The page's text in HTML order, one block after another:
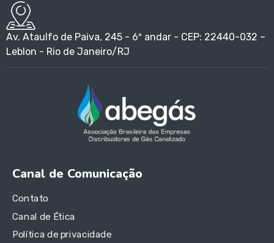
Av. Ataulfo de Paiva, 245 - 6º andar - CEP: 22440-032 –
Leblon - Rio de Janeiro/RJ
Canal de Comunicação
Contato
Canal de Ética
Política de privacidade